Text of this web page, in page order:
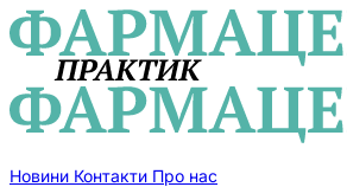
Новини Контакти Про нас